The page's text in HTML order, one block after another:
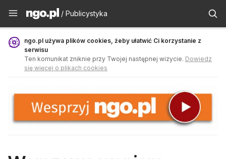
Publicystyka - ngo.pl
/ Publicystyka
ngo.pl używa plików cookies, żeby ułatwić Ci korzystanie z
serwisu
Ten komunikat zniknie przy Twojej następnej wizycie. Dowiedz
się więcej o plikach cookies